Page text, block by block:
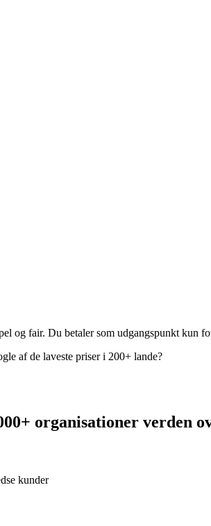
og fair. Du betaler som udgangspunkt kun
af de laveste priser i 200+ lande?
organisationer verden
kunder